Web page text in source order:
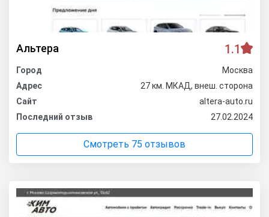
Альтера 1.1
Город
Москва
Адрес
27 км. МКАД, внеш. сторона
Сайт
altera-auto.ru
Последний отзыв
27.02.2024
Смотреть 75 отзывов